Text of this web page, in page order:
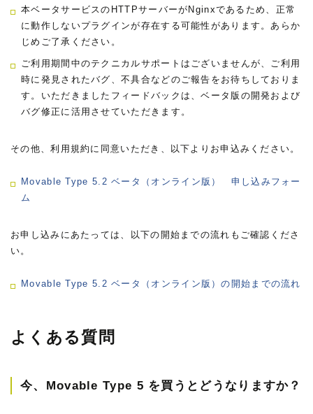
本ベータサービスのHTTPサーバーがNginxであるため、正常
に動作しないプラグインが存在する可能性があります。あらか
じめご了承ください。
ご利用期間中のテクニカルサポートはございませんが、ご利用
時に発見されたバグ、不具合などのご報告をお待ちしておりま
す。いただきましたフィードバックは、ベータ版の開発および
バグ修正に活用させていただきます。
その他、利用規約に同意いただき、以下よりお申込みください。
Movable Type 5.2 ベータ（オンライン版） 申し込みフォー
ム
お申し込みにあたっては、以下の開始までの流れもご確認くださ
い。
Movable Type 5.2 ベータ（オンライン版）の開始までの流れ
よくある質問
今、Movable Type 5 を買うとどうなりますか？